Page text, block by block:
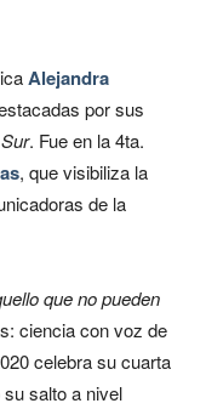
Alejandra
por sus
. Fue en la 4ta.
, que visibiliza la
de la
que no pueden
ciencia con voz de
celebra su cuarta
salto a nivel